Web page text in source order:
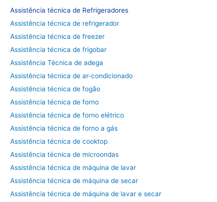
Assistência técnica de Refrigeradores
Assistência técnica de refrigerador
Assistência técnica de freezer
Assistência técnica de frigobar
Assistência Técnica de adega
Assistência técnica de ar-condicionado
Assistência técnica de fogão
Assistência técnica de forno
Assistência técnica de forno elétrico
Assistência técnica de forno a gás
Assistência técnica de cooktop
Assistência técnica de microondas
Assistência técnica de máquina de lavar
Assistência técnica de máquina de secar
Assistência técnica de máquina de lavar e secar